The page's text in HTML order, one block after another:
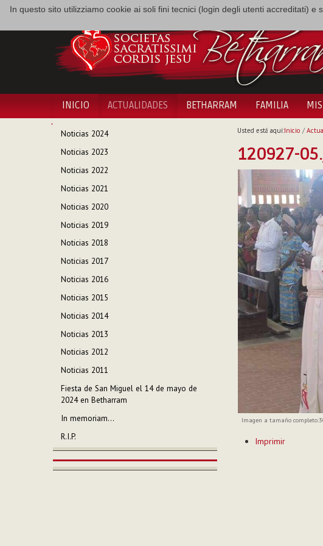
In questo sito utilizziamo cookie ai soli fini tecnici (login degli utenti accreditati)
INICIO ACTUALIDADES BETHARRAM FAMILIA
NAVEGACIÓN
Noticias 2024
Noticias 2023
Noticias 2022
Noticias 2021
Noticias 2020
Noticias 2019
Noticias 2018
Noticias 2017
Noticias 2016
Noticias 2015
Noticias 2014
Noticias 2013
Noticias 2012
Noticias 2011
Fiesta de San Miguel el 14 de mayo de
2024 en Betharram
In memoriam...
R.I.P.
Usted está aquí:Inicio /
120927-
Imagen a tamaño completo:
de
Imprimir